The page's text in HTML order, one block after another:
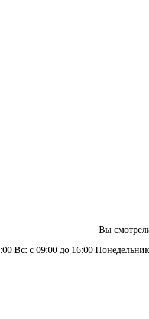
Вы
Вс: с 09:00 до 16:00